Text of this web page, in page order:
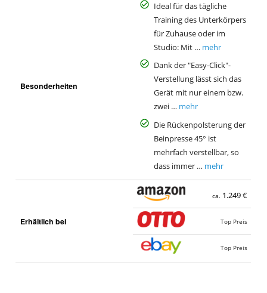
Besonderheiten
Ideal für das tägliche
Training des Unterkörpers
für Zuhause oder im
Studio: Mit … mehr
Dank der "Easy-Click"-
Verstellung lässt sich das
Gerät mit nur einem bzw.
zwei … mehr
Die Rückenpolsterung der
Beinpresse 45° ist
mehrfach verstellbar, so
dass immer … mehr
Erhältlich bei
ca. 1.249 €
Top Preis
Top Preis